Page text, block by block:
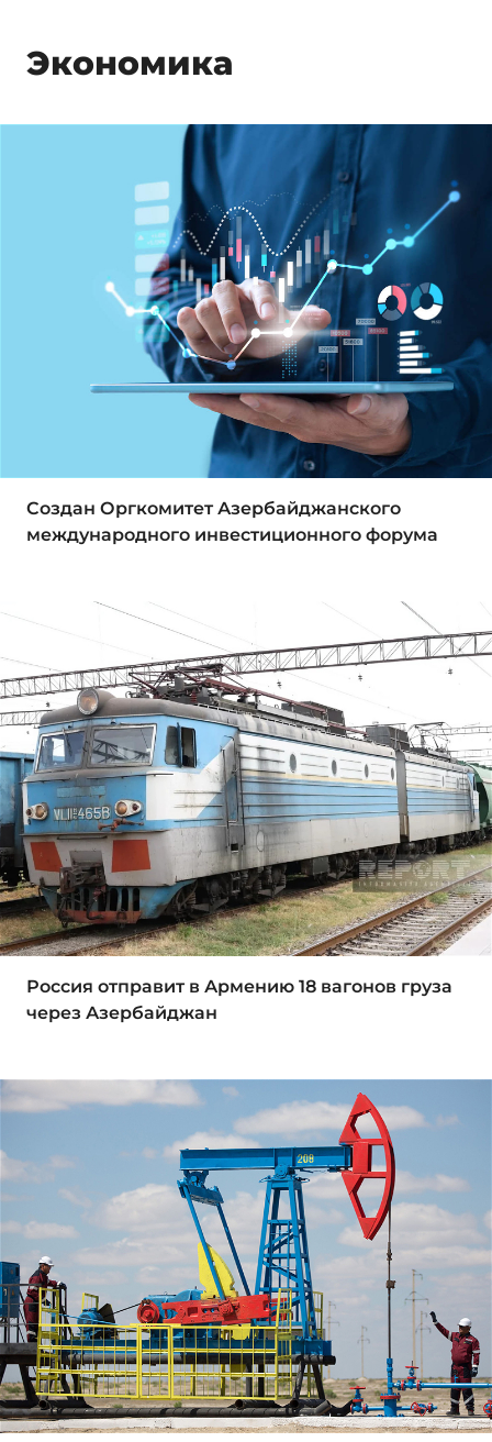
Экономика
Создан Оргкомитет Азербайджанского
международного инвестиционного форума
Россия отправит в Армению 18 вагонов груза
через Азербайджан